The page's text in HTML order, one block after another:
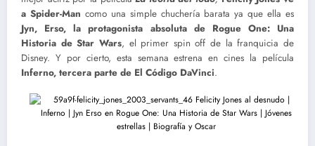
a Spider-Man como una simple chuchería barata ya que ella es
Jyn, Erso, la protagonista absoluta de Rogue One: Una
Historia de Star Wars, el primer spin off de la franquicia de
Disney. Y por cierto, esta semana estrena en cines la película
Inferno, tercera parte de El Código DaVinci.